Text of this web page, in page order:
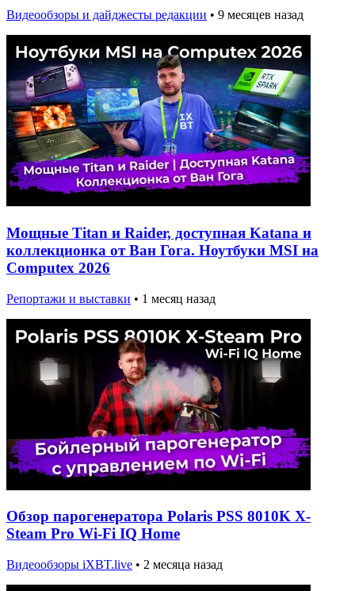
Видеообзоры и дайджесты редакции • 9 месяцев назад
Мощные Titan и Raider, доступная Katana и
коллекционка от Ван Гога. Ноутбуки MSI на
Computex 2026
Репортажи и выставки • 1 месяц назад
Обзор парогенератора Polaris PSS 8010K X-
Steam Pro Wi-Fi IQ Home
Видеообзоры iXBT.live • 2 месяца назад